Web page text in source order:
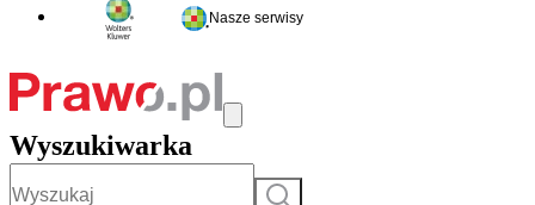
Nasze serwisy
Wyszukiwarka
Szukaj